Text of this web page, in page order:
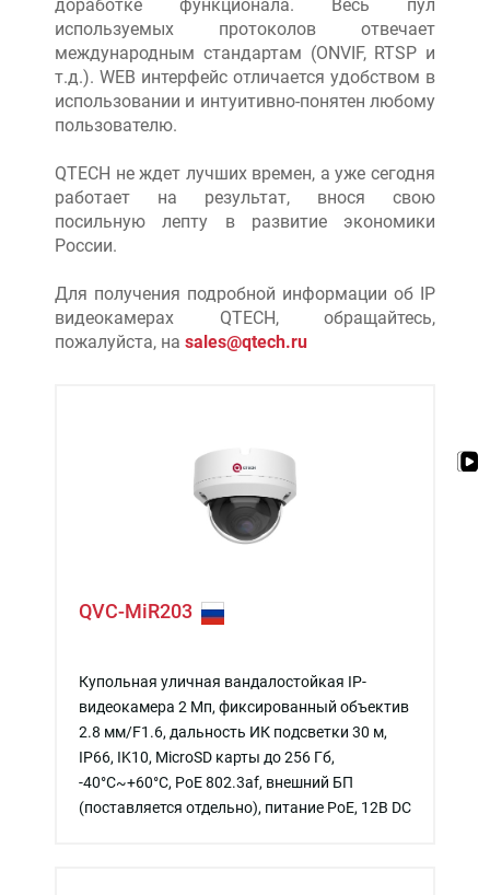
доработке функционала. Весь пул
используемых протоколов отвечает
международным стандартам (ONVIF, RTSP и
т.д.). WEB интерфейс отличается удобством в
использовании и интуитивно-понятен любому
пользователю.
QTECH не ждет лучших времен, а уже сегодня
работает на результат, внося свою
посильную лепту в развитие экономики
России.
Для получения подробной информации об IP
видеокамерах QTECH, обращайтесь,
пожалуйста, на sales@qtech.ru
QVC-MiR203
Купольная уличная вандалостойкая IP-
видеокамера 2 Мп, фиксированный объектив
2.8 мм/F1.6, дальность ИК подсветки 30 м,
IP66, IK10, MicroSD карты до 256 Гб,
-40°C~+60°C, PoE 802.3af, внешний БП
(поставляется отдельно), питание PoE, 12В DC